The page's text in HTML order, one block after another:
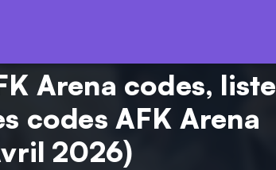
Arena codes, liste
codes AFK Arena
2026)